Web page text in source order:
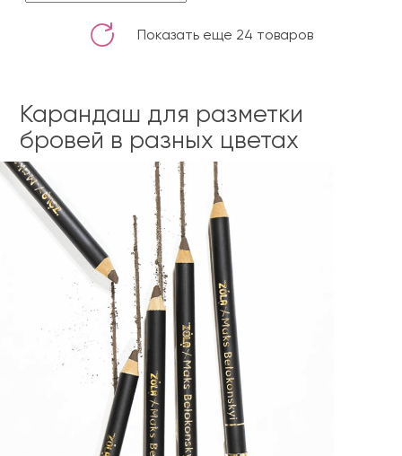
Показать еще 24 товаров
Карандаш для разметки
бровей в разных цветах